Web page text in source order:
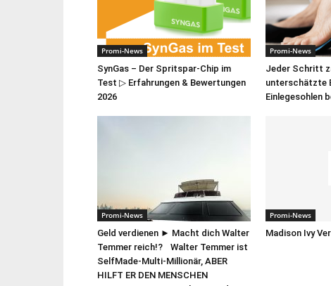
Promi-News
SynGas – Der Spritspar-Chip im
Test ▷ Erfahrungen & Bewertungen
2026
Promi-News
Jeder Schritt
unterschätzte
Einlegesohlen
Promi-News
Geld verdienen ► Macht dich Walter
Temmer reich!? Walter Temmer ist
SelfMade-Multi-Millionär, ABER
HILFT ER DEN MENSCHEN
Promi-News
Madison Ivy